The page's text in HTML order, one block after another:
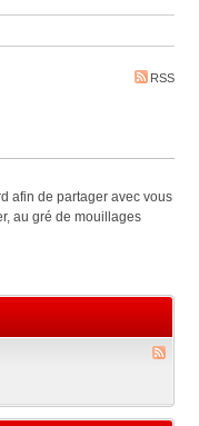
RSS
afin de partager avec vous
au gré de mouillages